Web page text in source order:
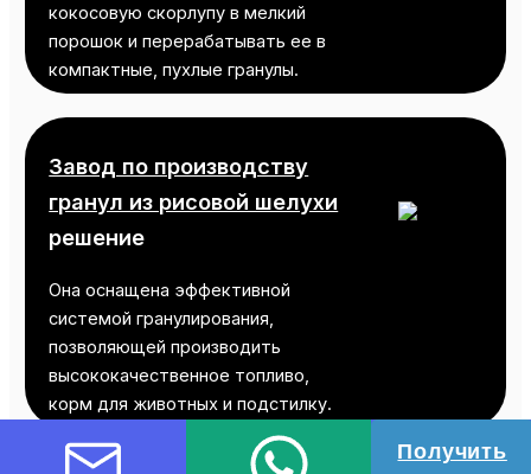
кокосовую скорлупу в мелкий
порошок и перерабатывать ее в
компактные, пухлые гранулы.
Завод по производству
гранул из рисовой шелухи
решение
Она оснащена эффективной
системой гранулирования,
позволяющей производить
высококачественное топливо,
корм для животных и подстилку.
Получить